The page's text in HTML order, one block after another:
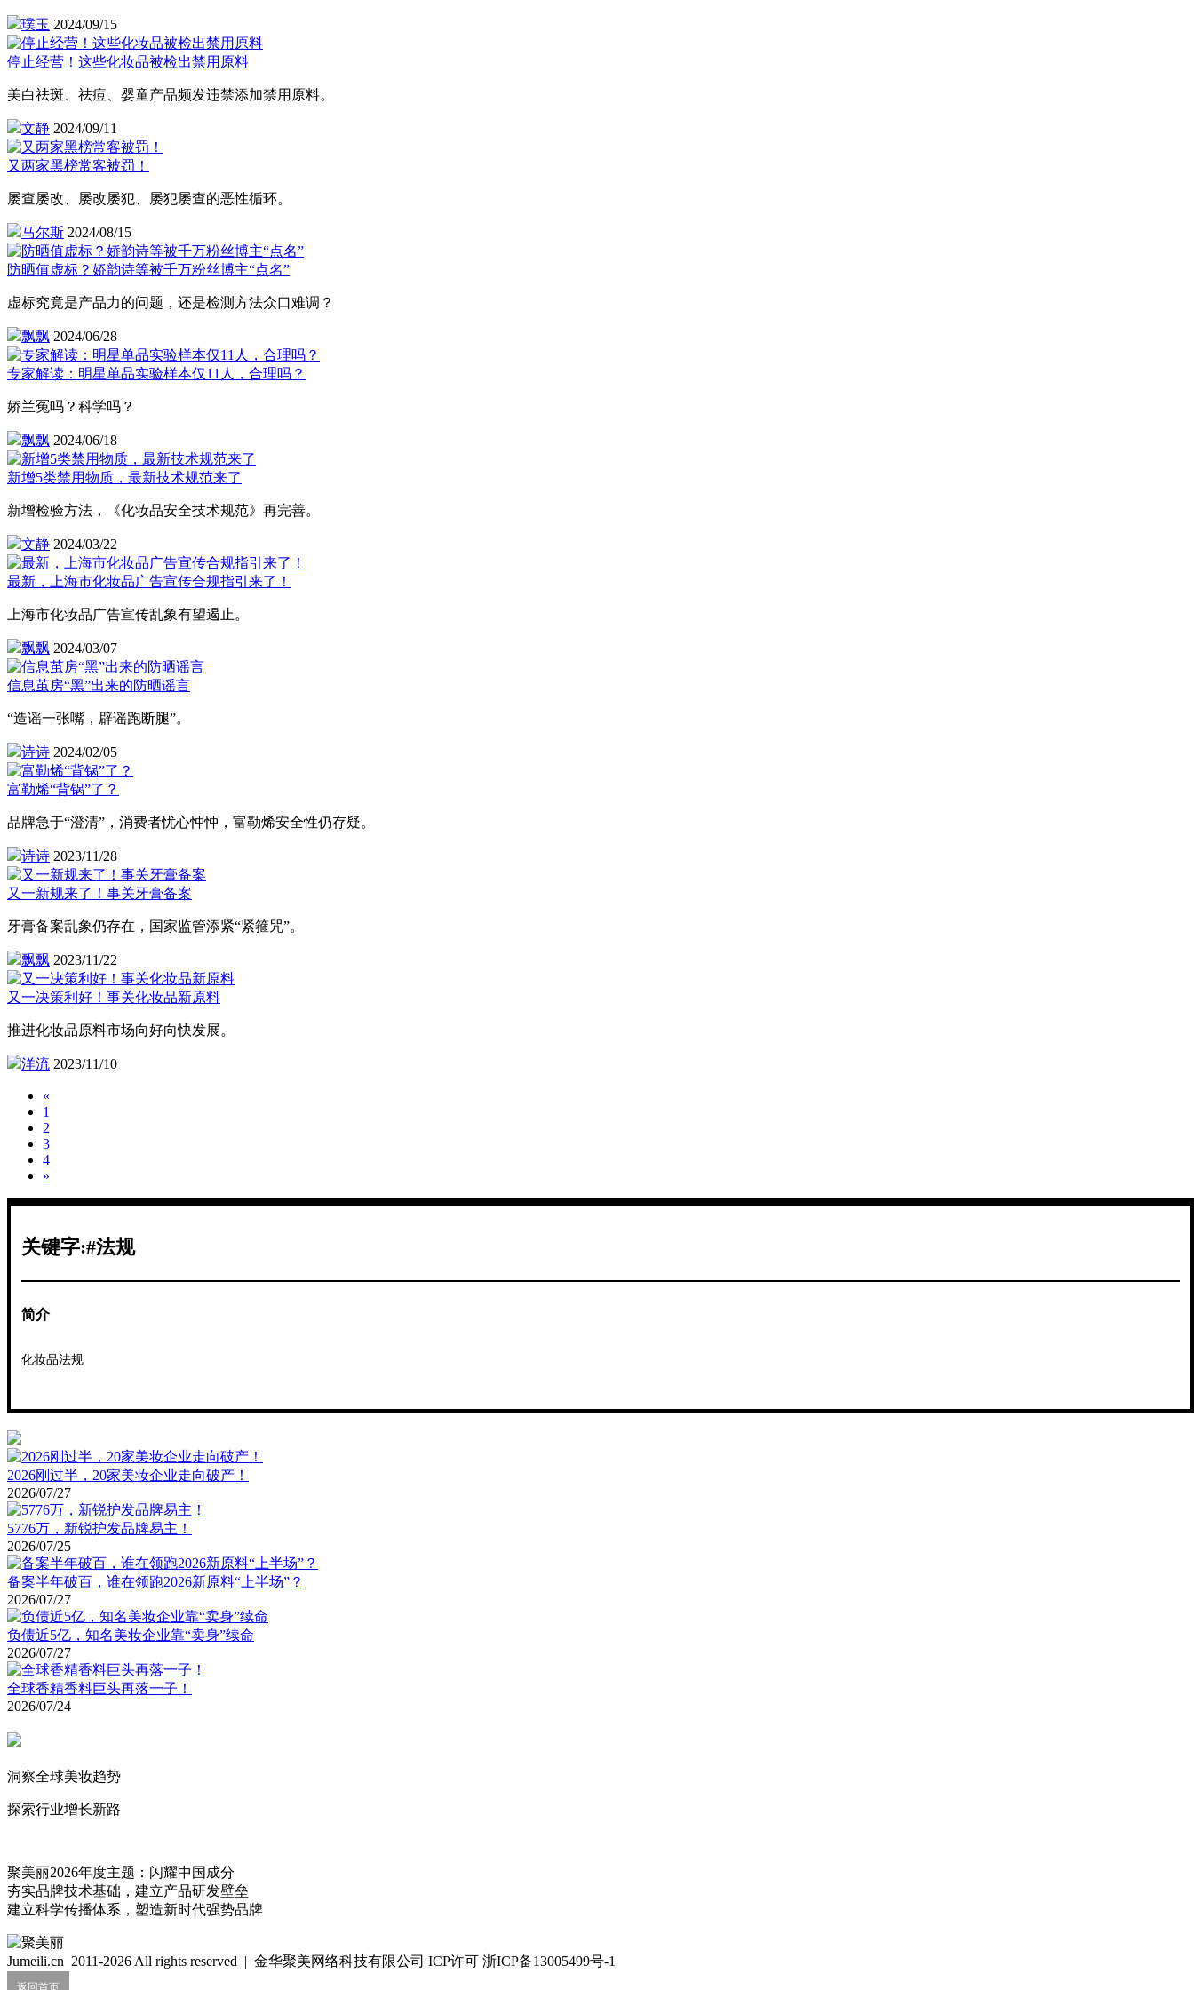
璞玉 2024/09/15
停止经营！这些化妆品被检出禁用原料
美白祛斑、祛痘、婴童产品频发违禁添加禁用原料。
文静 2024/09/11
又两家黑榜常客被罚！
屡查屡改、屡改屡犯、屡犯屡查的恶性循环。
马尔斯 2024/08/15
防晒值虚标？娇韵诗等被千万粉丝博主“点名”
虚标究竟是产品力的问题，还是检测方法众口难调？
飘飘 2024/06/28
专家解读：明星单品实验样本仅11人，合理吗？
娇兰冤吗？科学吗？
飘飘 2024/06/18
新增5类禁用物质，最新技术规范来了
新增检验方法，《化妆品安全技术规范》再完善。
文静 2024/03/22
最新，上海市化妆品广告宣传合规指引来了！
上海市化妆品广告宣传乱象有望遏止。
飘飘 2024/03/07
信息茧房“黑”出来的防晒谣言
“造谣一张嘴，辟谣跑断腿”。
诗诗 2024/02/05
富勒烯“背锅”了？
品牌急于“澄清”，消费者忧心忡忡，富勒烯安全性仍存疑。
诗诗 2023/11/28
又一新规来了！事关牙膏备案
牙膏备案乱象仍存在，国家监管添紧“紧箍咒”。
飘飘 2023/11/22
又一决策利好！事关化妆品新原料
推进化妆品原料市场向好向快发展。
洋流 2023/11/10
«
1
2
3
4
»
关键字:#法规
简介
化妆品法规
2026刚过半，20家美妆企业走向破产！
2026/07/27
5776万，新锐护发品牌易主！
2026/07/25
备案半年破百，谁在领跑2026新原料“上半场”？
2026/07/27
负债近5亿，知名美妆企业靠“卖身”续命
2026/07/27
全球香精香料巨头再落一子！
2026/07/24
洞察全球美妆趋势
探索行业增长新路
聚美丽2026年度主题：闪耀中国成分
夯实品牌技术基础，建立产品研发壁垒
建立科学传播体系，塑造新时代强势品牌
Jumeili.cn 2011-2026 All rights reserved | 金华聚美网络科技有限公司 ICP许可 浙ICP备13005499号-1
返回首页